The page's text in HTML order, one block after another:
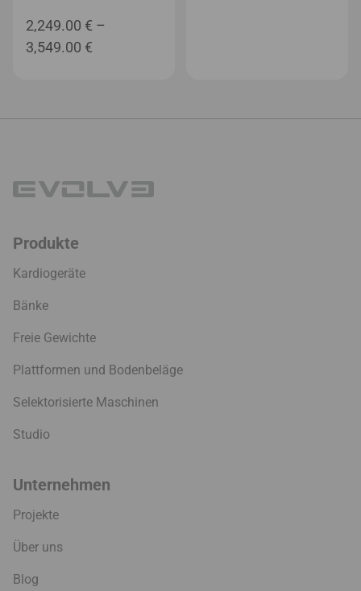
2,249.00 € –
3,549.00 €
Produkte
Kardiogeräte
Bänke
Freie Gewichte
Plattformen und Bodenbeläge
Selektorisierte Maschinen
Studio
Unternehmen
Projekte
Über uns
Blog